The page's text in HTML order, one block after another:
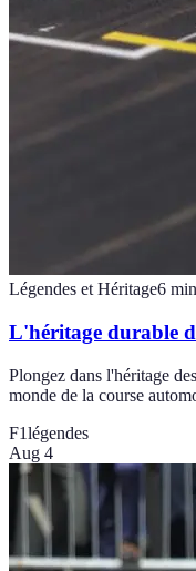
Légendes et Héritage6 min
L'héritage durable
Plongez dans l'héritage
monde de la course
F1légendes
Aug 4